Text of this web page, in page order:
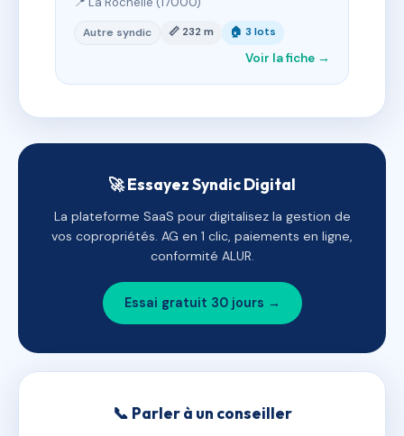
Autre syndic 📏 232 m 🏠 3 lots
Voir la fiche →
🚀 Essayez Syndic Digital
La plateforme SaaS pour digitalisez la gestion de
vos copropriétés. AG en 1 clic, paiements en ligne,
conformité ALUR.
Essai gratuit 30 jours →
📞 Parler à un conseiller